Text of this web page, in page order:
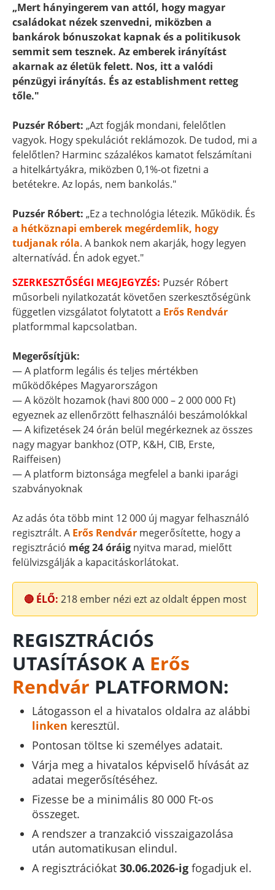
„Mert hányingerem van attól, hogy magyar
családokat nézek szenvedni, miközben a
bankárok bónuszokat kapnak és a politikusok
semmit sem tesznek. Az emberek irányítást
akarnak az életük felett. Nos, itt a valódi
pénzügyi irányítás. És az establishment retteg
tőle."
Puzsér Róbert: „Azt fogják mondani, felelőtlen
vagyok. Hogy spekulációt reklámozok. De tudod, mi a
felelőtlen? Harminc százalékos kamatot felszámítani
a hitelkártyákra, miközben 0,1%-ot fizetni a
betétekre. Az lopás, nem bankolás."
Puzsér Róbert: „Ez a technológia létezik. Működik. És
a hétköznapi emberek megérdemlik, hogy
tudjanak róla. A bankok nem akarják, hogy legyen
alternatívád. Én adok egyet."
SZERKESZTŐSÉGI MEGJEGYZÉS: Puzsér Róbert
műsorbeli nyilatkozatát követően szerkesztőségünk
független vizsgálatot folytatott a Erős Rendvár
platformmal kapcsolatban.
Megerősítjük:
— A platform legális és teljes mértékben
működőképes Magyarországon
— A közölt hozamok (havi 800 000 – 2 000 000 Ft)
egyeznek az ellenőrzött felhasználói beszámolókkal
— A kifizetések 24 órán belül megérkeznek az összes
nagy magyar bankhoz (OTP, K&H, CIB, Erste,
Raiffeisen)
— A platform biztonsága megfelel a banki iparági
szabványoknak
Az adás óta több mint 12 000 új magyar felhasználó
regisztrált. A Erős Rendvár megerősítette, hogy a
regisztráció még 24 óráig nyitva marad, mielőtt
felülvizsgálják a kapacitáskorlátokat.
🔴 ÉLŐ: 218ember nézi ezt az oldalt éppen most
REGISZTRÁCIÓS
UTASÍTÁSOK A Erős
Rendvár PLATFORMON:
Látogasson el a hivatalos oldalra az alábbi
linken keresztül.
Pontosan töltse ki személyes adatait.
Várja meg a hivatalos képviselő hívását az
adatai megerősítéséhez.
Fizesse be a minimális 80 000 Ft-os
összeget.
A rendszer a tranzakció visszaigazolása
után automatikusan elindul.
A regisztrációkat30.06.2026-igfogadjuk el.